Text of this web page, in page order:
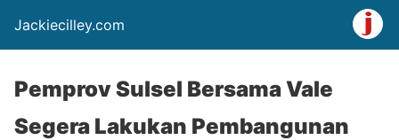
Jackiecilley.com
Pemprov Sulsel Bersama Vale
Segera Lakukan Pembangunan